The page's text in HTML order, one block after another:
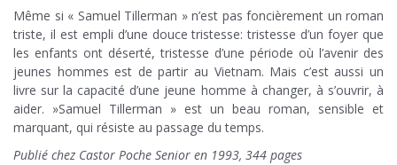
Même si « Samuel Tillerman » n’est pas foncièrement un roman
triste, il est empli d’une douce tristesse: tristesse d’un foyer que
les enfants ont déserté, tristesse d’une période où l’avenir des
jeunes hommes est de partir au Vietnam. Mais c’est aussi un
livre sur la capacité d’une jeune homme à changer, à s’ouvrir, à
aider. »Samuel Tillerman » est un beau roman, sensible et
marquant, qui résiste au passage du temps.
Publié chez Castor Poche Senior en 1993, 344 pages